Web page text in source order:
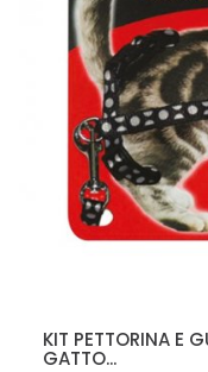
KIT PETTORINA E
GATTO...